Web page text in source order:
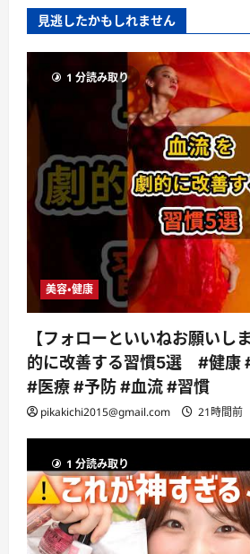
見逃したかもしれません
1 分読み取り
美容・健康
【フォローといいねお願いし
的に改善する習慣5選 #健康
#医療 #予防 #血流 #習慣
pikakichi2015@gmail.com 21時間前
1 分読み取り